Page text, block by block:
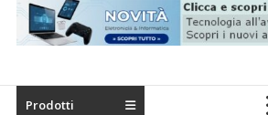
Prodotti